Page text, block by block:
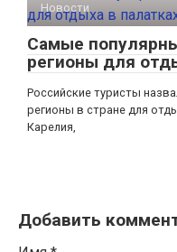
Новости
Самые
регионы для
Российские туристы
регионы в стране для
Карелия,
Добавить